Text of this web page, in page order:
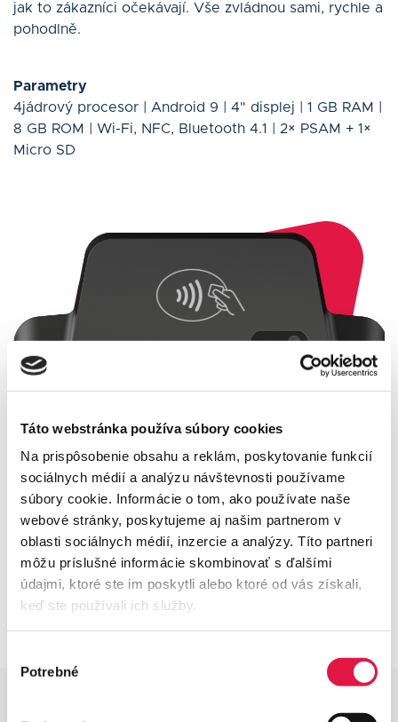
Táto webstránka používa súbory cookies
Na prispôsobenie obsahu a reklám, poskytovanie funkcií
sociálnych médií a analýzu návštevnosti používame
súbory cookie. Informácie o tom, ako používate naše
webové stránky, poskytujeme aj našim partnerom v
oblasti sociálnych médií, inzercie a analýzy. Títo partneri
môžu príslušné informácie skombinovať s ďalšími
údajmi, ktoré ste im poskytli alebo ktoré od vás získali,
keď ste používali ich služby.
súhlasu
Potrebné
jak to zákazníci očekávají. Vše zvládnou sami, rychle a
pohodlně.
Parametry
4jádrový procesor | Android 9 | 4" displej | 1 GB RAM |
8 GB ROM | Wi-Fi, NFC, Bluetooth 4.1 | 2× PSAM + 1×
Micro SD